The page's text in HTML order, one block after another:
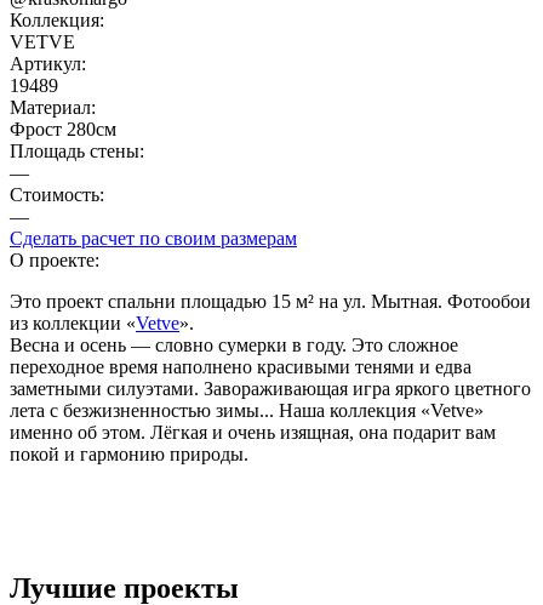
Коллекция:
VETVE
Артикул:
19489
Материал:
Фрост 280см
Площадь cтены:
—
Стоимость:
—
Сделать расчет по своим размерам
О проекте:
Это проект спальни площадью 15 м² на ул. Мытная. Фотообои
из коллекции «Vetve».
Весна и осень — словно сумерки в году. Это сложное
переходное время наполнено красивыми тенями и едва
заметными силуэтами. Завораживающая игра яркого цветного
лета с безжизненностью зимы... Наша коллекция «Vetve»
именно об этом. Лёгкая и очень изящная, она подарит вам
покой и гармонию природы.
Лучшие проекты